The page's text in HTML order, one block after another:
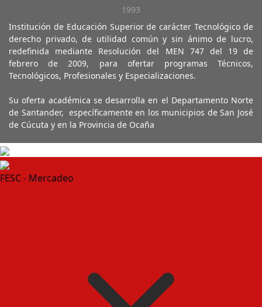
1993
Institución de Educación Superior de carácter Tecnológico de
derecho privado, de utilidad común y sin ánimo de lucro,
redefinida mediante Resolución del MEN 747 del 19 de
febrero de 2009, para ofertar programas Técnicos,
Tecnológicos, Profesionales y Especializaciones.
Su oferta académica se desarrolla en el Departamento Norte
de Santander, específicamente en los municipios de San José
de Cúcuta y en la Provincia de Ocaña
FESC - Mercadeo